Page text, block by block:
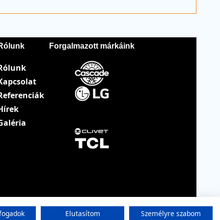
Forgalmazott márkáink
Elutasítom Személyre szabom